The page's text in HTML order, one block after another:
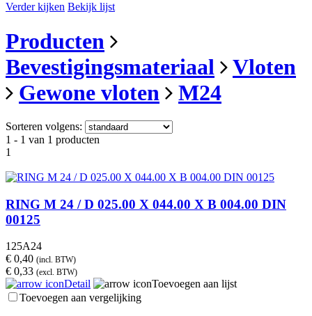
Verder kijken Bekijk lijst
Producten
Bevestigingsmateriaal
Vloten
Gewone vloten
M24
Sorteren volgens:
1 - 1 van 1 producten
1
RING M 24 / D 025.00 X 044.00 X B 004.00 DIN
00125
125A24
€ 0,40 (incl. BTW)
€ 0,33 (excl. BTW)
Detail
Toevoegen aan lijst
Toevoegen aan vergelijking